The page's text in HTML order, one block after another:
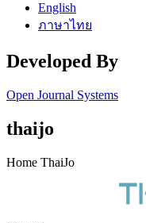
English
ภาษาไทย
Developed By
Open Journal Systems
thaijo
Home ThaiJo